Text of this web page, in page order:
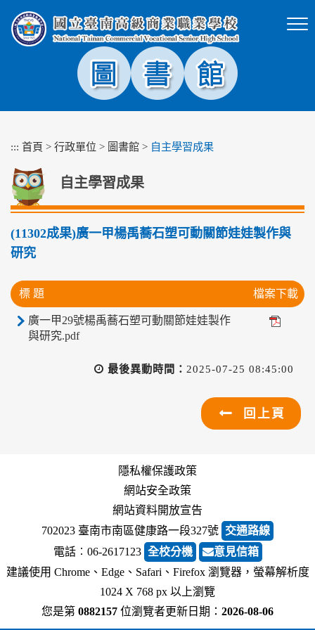
塊
::: 首頁 > 行政單位 > 圖書館 > 自主學習成果
自主學習成果
(11302成果)廣一甲楊禹蕎石塑可動關節娃娃製作與
研究
標 題 檔案下載
廣一甲29號楊禹蕎石塑可動關節娃娃製作
與研究.pdf
最後異動時間： 2025-07-25 08:45:00
回上頁
隱私權保護政策
網站安全政策
網站資料開放宣告
702023 臺南市南區健康路一段327號 交通路線
電話︰06-2617123 全校分機
意見信箱
建議使用 Chrome、Edge、Safari、Firefox 瀏覽器，螢幕解析度
1024 X 768 px 以上瀏覽
您是第 0882157 位瀏覽者更新日期： 2026-08-06